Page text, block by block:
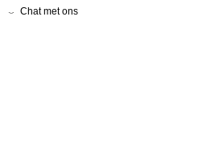
Chat met ons